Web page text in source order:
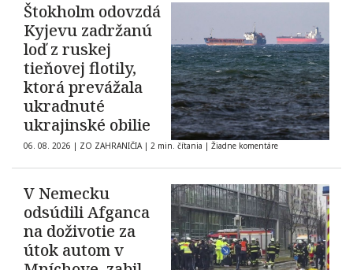
Štokholm odovzdá
Kyjevu zadržanú
loď z ruskej
tieňovej flotily,
ktorá prevážala
ukradnuté
ukrajinské obilie
06. 08. 2026 | ZO ZAHRANIČIA | 2 min. čítania | Žiadne komentáre
V Nemecku
odsúdili Afganca
na doživotie za
útok autom v